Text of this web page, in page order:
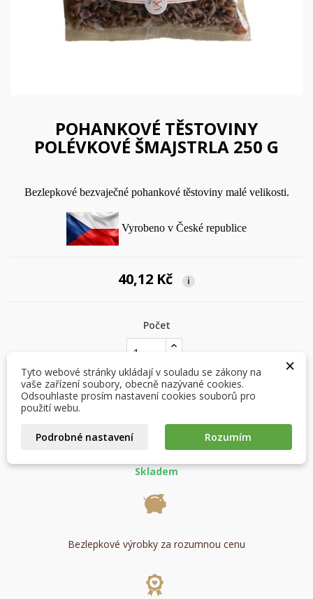
POHANKOVÉ TĚSTOVINY
POLÉVKOVÉ ŠMAJSTRLA 250 G
Bezlepkové bezvaječné pohankové těstoviny malé velikosti.
Vyrobeno v České republice
40,12 Kč i
Počet
favorite_border Přidat na seznam přání
Skladem
Bezlepkové výrobky za rozumnou cenu
Můj seznam přání
add_circle_outline Vytvořit nový seznam
Vytvořit seznam přání
Název seznamu přání
Zrušit Vytvořit seznam přání
Musíte být přihlášen, abyste si mohli výrobky uložit do
svého seznamu přání.
Přihlásit se
×
Tyto webové stránky ukládají v souladu se zákony na
vaše zařízení soubory, obecně nazývané cookies.
Odsouhlaste prosím nastavení cookies souborů pro
použití webu.
Podrobné nastavení Rozumím